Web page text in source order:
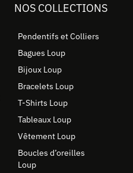
NOS COLLECTIONS
Pendentifs et Colliers
Bagues Loup
Bijoux Loup
Bracelets Loup
T-Shirts Loup
Tableaux Loup
Vêtement Loup
Boucles d’oreilles
Loup